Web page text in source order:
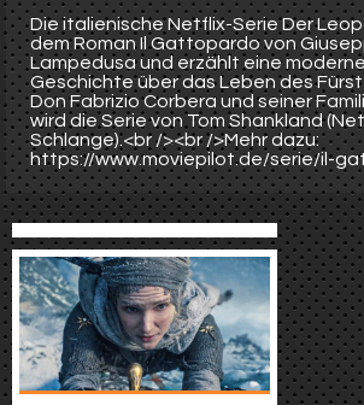
Die italienische Netflix-Serie Der
dem Roman Il Gattopardo von
Lampedusa und erzählt eine
Geschichte über das Leben des
Don Fabrizio Corbera und seiner
wird die Serie von Tom Shankland
Schlange).<br /><br />Mehr dazu:
https://www.moviepilot.de/serie/il-